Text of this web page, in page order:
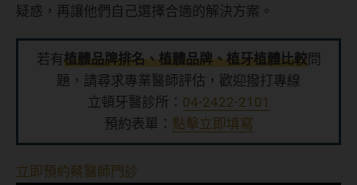
疑惑，再讓他們自己選擇合適的解決方案。
若有植體品牌排名、植體品牌、植牙植體比較問
題，請尋求專業醫師評估，歡迎撥打專線
立頓牙醫診所： 04-2422-2101
預約表單： 點擊立即填寫
立即預約蔡醫師門診